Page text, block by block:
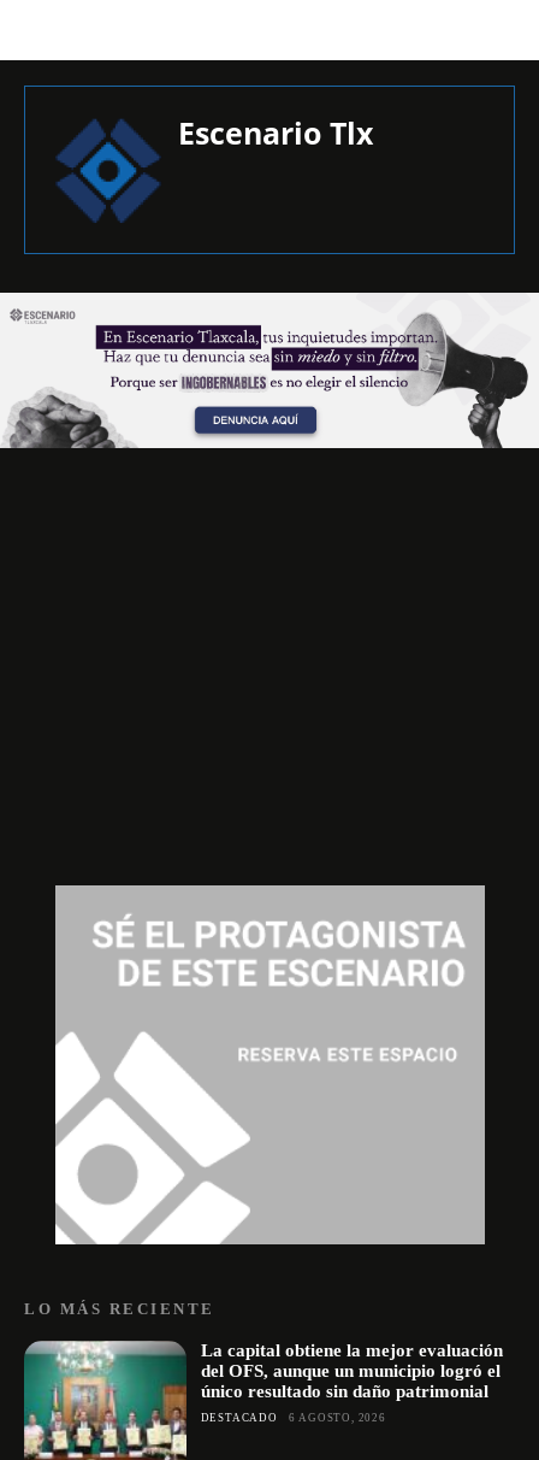
Escenario Tlx
LO MÁS RECIENTE
La capital obtiene la mejor evaluación
del OFS, aunque un municipio logró el
único resultado sin daño patrimonial
DESTACADO 6 AGOSTO, 2026